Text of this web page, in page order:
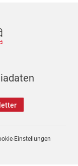
Einstellungen